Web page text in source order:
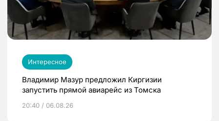
Интересное
Владимир Мазур предложил Киргизии
запустить прямой авиарейс из Томска
20:40 / 06.08.26